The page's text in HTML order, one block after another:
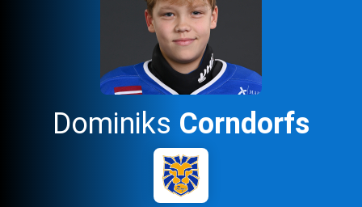
Dominiks Corndorfs